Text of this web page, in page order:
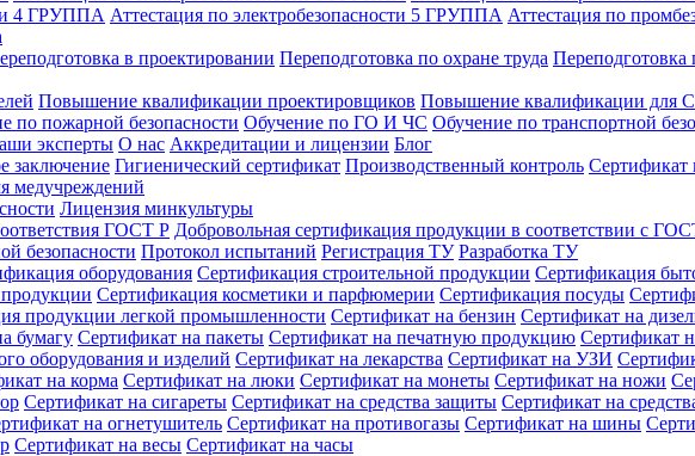
4 ГРУППА Аттестация по электробезопасности 5 ГРУППА Аттестация по
в проектировании Переподготовка по охране труда Переподготовка
Повышение квалификации проектировщиков Повышение квалификации для
по пожарной безопасности Обучение по ГО И ЧС Обучение по транспортной
эксперты О нас Аккредитации и лицензии Блог
заключение Гигиенический сертификат Производственный контроль Сертификат
медучреждений
Лицензия минкультуры
ГОСТ Р Добровольная сертификация продукции в соответствии с
безопасности Протокол испытаний Регистрация ТУ Разработка ТУ
оборудования Сертификация строительной продукции Сертификация
Сертификация косметики и парфюмерии Сертификация посуды
продукции легкой промышленности Сертификат на бензин Сертификат на
бумагу Сертификат на пакеты Сертификат на печатную продукцию Сертификат
оборудования и изделий Сертификат на лекарства Сертификат на УЗИ
на корма Сертификат на люки Сертификат на монеты Сертификат на ножи
Сертификат на сигареты Сертификат на средства защиты Сертификат на
на огнетушитель Сертификат на противогазы Сертификат на шины
Сертификат на весы Сертификат на часы